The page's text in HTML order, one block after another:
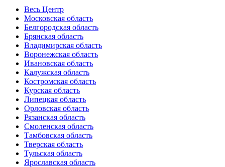
Весь Центр
Московская область
Белгородская область
Брянская область
Владимирская область
Воронежская область
Ивановская область
Калужская область
Костромская область
Курская область
Липецкая область
Орловская область
Рязанская область
Смоленская область
Тамбовская область
Тверская область
Тульская область
Ярославская область